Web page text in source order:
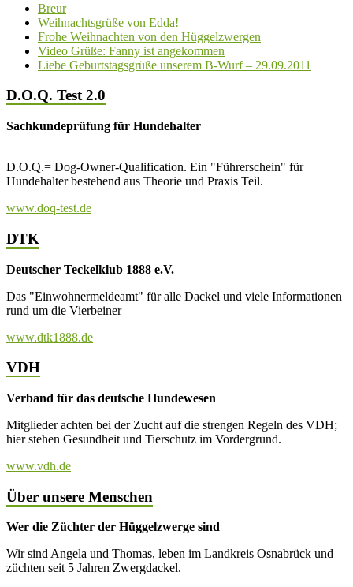
Breur
Weihnachtsgrüße von Edda!
Frohe Weihnachten von den Hüggelzwergen
Video Grüße: Fanny ist angekommen
Liebe Geburtstagsgrüße unserem B-Wurf – 29.09.2011
D.O.Q. Test 2.0
Sachkundeprüfung für Hundehalter
D.O.Q.= Dog-Owner-Qualification. Ein "Führerschein" für
Hundehalter bestehend aus Theorie und Praxis Teil.
www.doq-test.de
DTK
Deutscher Teckelklub 1888 e.V.
Das "Einwohnermeldeamt" für alle Dackel und viele Informationen
rund um die Vierbeiner
www.dtk1888.de
VDH
Verband für das deutsche Hundewesen
Mitglieder achten bei der Zucht auf die strengen Regeln des VDH;
hier stehen Gesundheit und Tierschutz im Vordergrund.
www.vdh.de
Über unsere Menschen
Wer die Züchter der Hüggelzwerge sind
Wir sind Angela und Thomas, leben im Landkreis Osnabrück und
züchten seit 5 Jahren Zwergdackel.